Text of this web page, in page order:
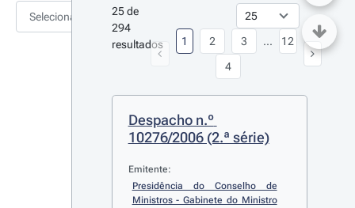
Selecionar
25 de
294
resultados
1 2
3
4
... 12
Despacho n.º
10276/2006 (2.ª série)
Emitente:
Presidência do Conselho de
Ministros - Gabinete do Ministro